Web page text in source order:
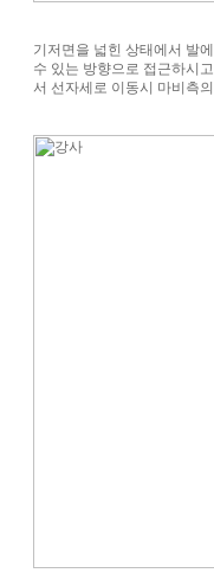
기저면을 넓힌 상태에서 발
수 있는 방향으로 접근하시
서 선자세로 이동시 마비측